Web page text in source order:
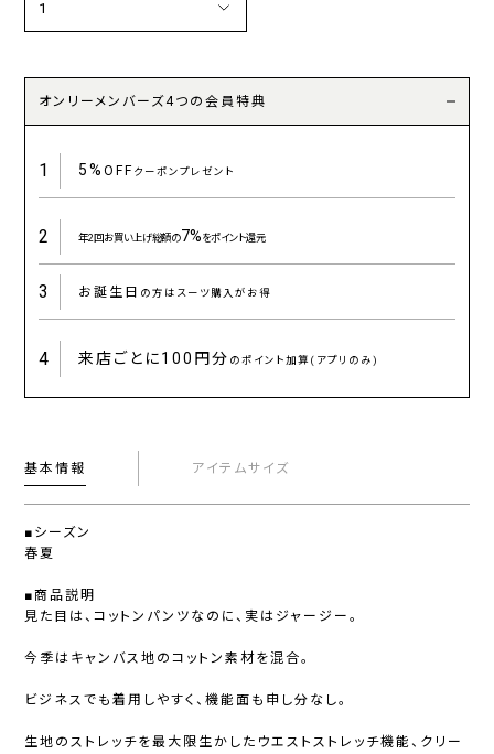
オンリーメンバーズ4つの会員特典
1 5%OFFクーポンプレゼント
2 年2回お買い上げ総額の7%をポイント還元
3 お誕生日 の方はスーツ購入がお得
4 来店ごとに100円分 のポイント加算(アプリのみ)
基本情報 アイテムサイズ
■シーズン
春夏
■商品説明
見た目は、コットンパンツなのに、実はジャージー。
今季はキャンバス地のコットン素材を混合。
ビジネスでも着用しやすく、機能面も申し分なし。
生地のストレッチを最大限生かしたウエストストレッチ機能、クリー